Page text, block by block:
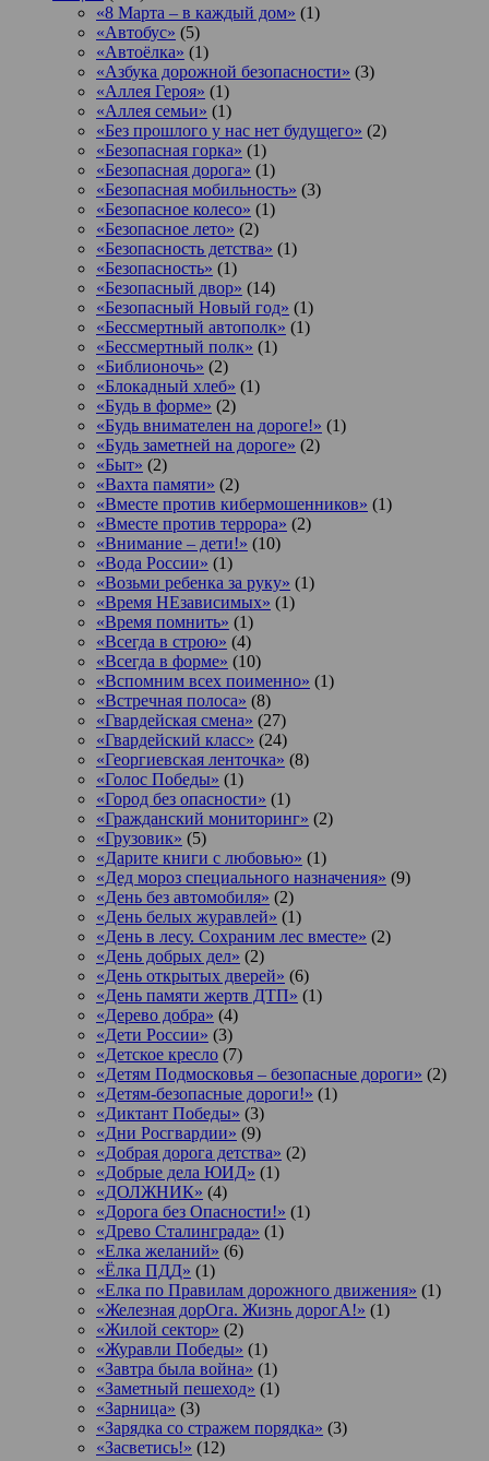
«8 Марта – в каждый дом» (1)
«Автобус» (5)
«Автоёлка» (1)
«Азбука дорожной безопасности» (3)
«Аллея Героя» (1)
«Аллея семьи» (1)
«Без прошлого у нас нет будущего» (2)
«Безопасная горка» (1)
«Безопасная дорога» (1)
«Безопасная мобильность» (3)
«Безопасное колесо» (1)
«Безопасное лето» (2)
«Безопасность детства» (1)
«Безопасность» (1)
«Безопасный двор» (14)
«Безопасный Новый год» (1)
«Бессмертный автополк» (1)
«Бессмертный полк» (1)
«Библионочь» (2)
«Блокадный хлеб» (1)
«Будь в форме» (2)
«Будь внимателен на дороге!» (1)
«Будь заметней на дороге» (2)
«Быт» (2)
«Вахта памяти» (2)
«Вместе против кибермошенников» (1)
«Вместе против террора» (2)
«Внимание – дети!» (10)
«Вода России» (1)
«Возьми ребенка за руку» (1)
«Время НЕзависимых» (1)
«Время помнить» (1)
«Всегда в строю» (4)
«Всегда в форме» (10)
«Вспомним всех поименно» (1)
«Встречная полоса» (8)
«Гвардейская смена» (27)
«Гвардейский класс» (24)
«Георгиевская ленточка» (8)
«Голос Победы» (1)
«Город без опасности» (1)
«Гражданский мониторинг» (2)
«Грузовик» (5)
«Дарите книги с любовью» (1)
«Дед мороз специального назначения» (9)
«День без автомобиля» (2)
«День белых журавлей» (1)
«День в лесу. Сохраним лес вместе» (2)
«День добрых дел» (2)
«День открытых дверей» (6)
«День памяти жертв ДТП» (1)
«Дерево добра» (4)
«Дети России» (3)
«Детское кресло (7)
«Детям Подмосковья – безопасные дороги» (2)
«Детям-безопасные дороги!» (1)
«Диктант Победы» (3)
«Дни Росгвардии» (9)
«Добрая дорога детства» (2)
«Добрые дела ЮИД» (1)
«ДОЛЖНИК» (4)
«Дорога без Опасности!» (1)
«Древо Сталинграда» (1)
«Елка желаний» (6)
«Ёлка ПДД» (1)
«Елка по Правилам дорожного движения» (1)
«Железная дорОга. Жизнь дорогА!» (1)
«Жилой сектор» (2)
«Журавли Победы» (1)
«Завтра была война» (1)
«Заметный пешеход» (1)
«Зарница» (3)
«Зарядка со стражем порядка» (3)
«Засветись!» (12)